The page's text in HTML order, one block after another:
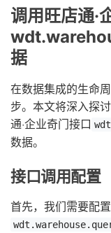
调用旺店通·
据
在数据集成的生命
步。本文将深入探
通·企业奇门接口
数据。
接口调用配置
首先，我们需要配